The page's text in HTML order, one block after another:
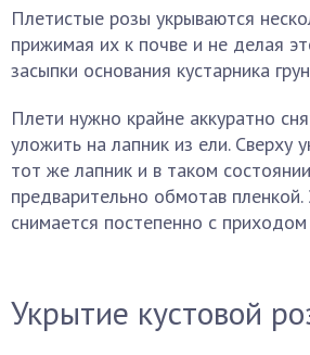
Плетистые розы укрываются
прижимая их к почве и не делая
засыпки основания кустарника
Плети нужно крайне аккуратно
уложить на лапник из ели. Сверху
тот же лапник и в таком
предварительно обмотав
снимается постепенно с
Укрытие кустовой